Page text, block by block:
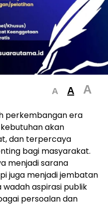
A A A
perkembangan era
akan
dan terpercaya
bagi masyarakat.
menjadi sarana
juga menjadi jembatan
wadah aspirasi publik
persoalan dan